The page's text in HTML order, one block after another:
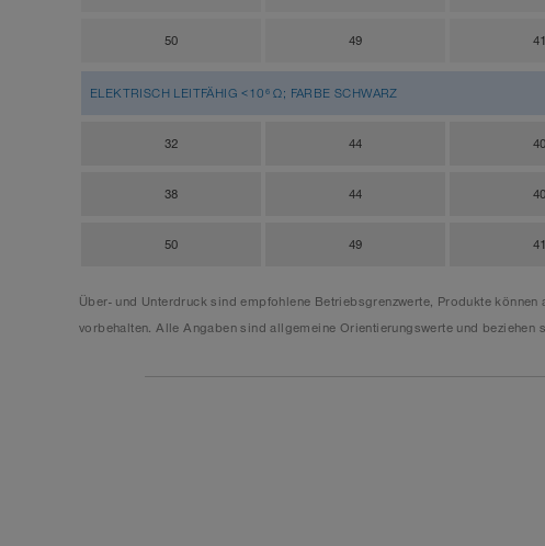
50 49 41
ELEKTRISCH LEITFÄHIG <10⁶ Ω; FARBE SCHWARZ
32 44 40
38 44 40
50 49 41
Über- und Unterdruck sind empfohlene Betriebsgrenzwerte, Produkte
vorbehalten. Alle Angaben sind allgemeine Orientierungswerte und